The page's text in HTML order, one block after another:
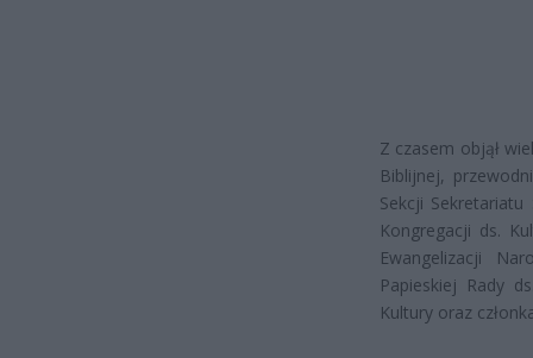
Z czasem objął
Biblijnej,
Sekcji Sekretariatu
Kongregacji ds.
Ewangelizacji
Papieskiej Rady
Kultury oraz